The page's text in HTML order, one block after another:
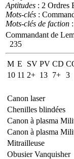
Aptitudes : 2 Ordres
Mots-clés :
Mots-clés de faction
Commandant de
235
M E SV PV CD
10 11 2+ 13 7+ 3
Canon laser
Chenilles blindées
Canon à plasma
Canon à plasma
Mitrailleuse
Obusier Vanquisher